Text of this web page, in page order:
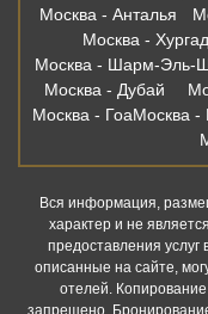
Москва - Анталья
Москва -
Москва - Шарм-Эль-
Москва - Дубай
Москва - ГоаМосква -
Вся информация,
характер и не
предоставления услуг
описанные на сайте,
отелей.
запрещено.